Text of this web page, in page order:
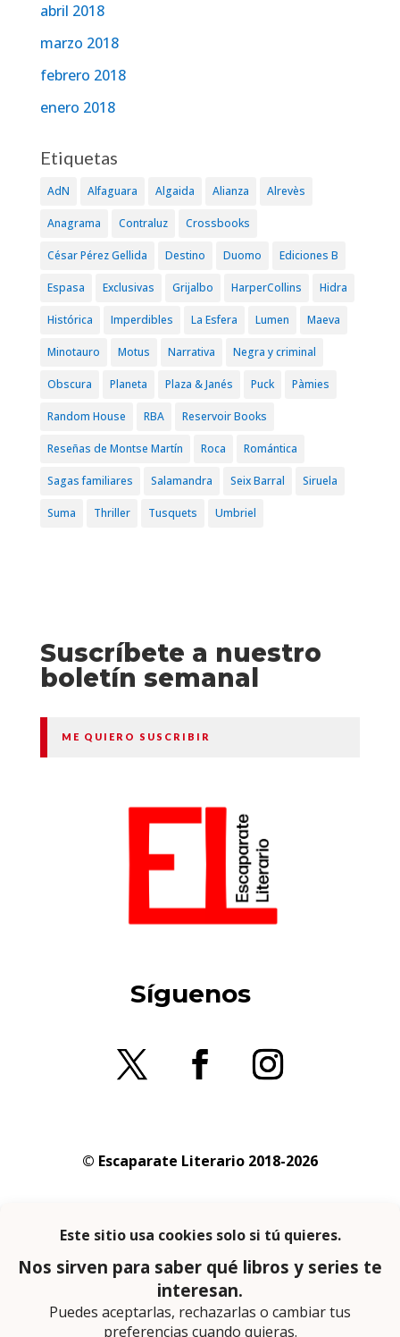
abril 2018
marzo 2018
febrero 2018
enero 2018
Etiquetas
AdN Alfaguara Algaida Alianza Alrevès
Anagrama Contraluz Crossbooks
César Pérez Gellida Destino Duomo Ediciones B
Espasa Exclusivas Grijalbo HarperCollins Hidra
Histórica Imperdibles La Esfera Lumen Maeva
Minotauro Motus Narrativa Negra y criminal
Obscura Planeta Plaza & Janés Puck Pàmies
Random House RBA Reservoir Books
Reseñas de Montse Martín Roca Romántica
Sagas familiares Salamandra Seix Barral Siruela
Suma Thriller Tusquets Umbriel
Suscríbete a nuestro
boletín semanal
ME QUIERO SUSCRIBIR
Síguenos
© Escaparate Literario 2018-2026
privacidad
En calidad de afiliado de Amazon obtengo